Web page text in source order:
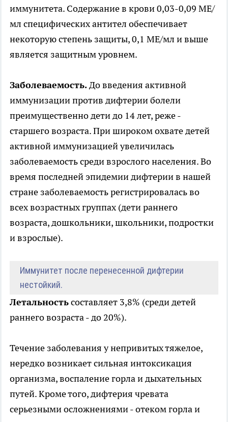
иммунитета. Содержание в крови 0,03-0,09 МЕ/
мл специфических антител обеспечивает
некоторую степень защиты, 0,1 МЕ/мл и выше
является защитным уровнем.
Заболеваемость.До введения активной
иммунизации против дифтерии болели
преимущественно дети до 14 лет, реже -
старшего возраста. При широком охвате детей
активной иммунизацией увеличилась
заболеваемость среди взрослого населения. Во
время последней эпидемии дифтерии в нашей
стране заболеваемость регистрировалась во
всех возрастных группах (дети раннего
возраста, дошкольники, школьники, подростки
и взрослые).
Иммунитет после перенесенной дифтерии
нестойкий.
Летальностьсоставляет 3,8% (среди детей
раннего возраста - до 20%).
Течение заболевания у непривитых тяжелое,
нередко возникает сильная интоксикация
организма, воспаление горла и дыхательных
путей. Кроме того, дифтерия чревата
серьезными осложнениями - отеком горла и